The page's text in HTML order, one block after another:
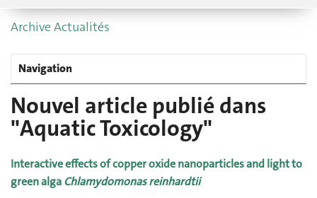
Archive Actualités
Navigation
Nouvel article publié dans
"Aquatic Toxicology"
Interactive effects of copper oxide nanoparticles and light to
green algaChlamydomonas reinhardtii